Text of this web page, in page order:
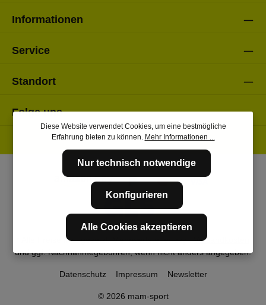
Informationen
Service
Standort
Folge uns
* Alle Preise inkl. gesetzl. Mehrwertsteuer zzgl.Versandkosten
und ggf. Nachnahmegebühren, wenn nicht anders angegeben.
© 2026 mam-sport
Datenschutz Impressum Newsletter
Diese Website verwendet Cookies, um eine bestmögliche
Erfahrung bieten zu können. Mehr Informationen ...
Nur technisch notwendige
Konfigurieren
Alle Cookies akzeptieren